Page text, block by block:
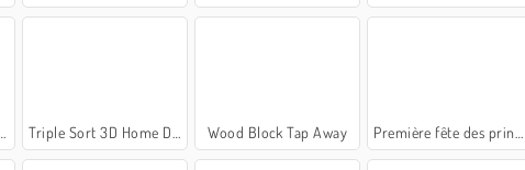
Triple Sort 3D Home Design Wood Block Tap Away Première fête des princesses